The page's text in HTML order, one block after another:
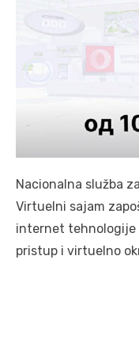
Nacionalna služba za
Virtuelni sajam
internet tehnologije
pristup i virtuelno